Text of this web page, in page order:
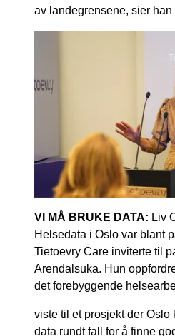
av landegrensene, sier han
VI MÅ BRUKE DATA: Liv
Helsedata i Oslo var blant
Tietoevry Care inviterte til
Arendalsuka. Hun
det forebyggende
viste til et prosjekt der Oslo
data rundt fall for å finne